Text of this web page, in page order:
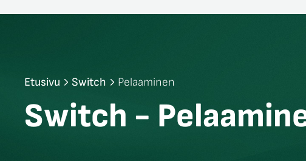
Etusivu Switch Pelaaminen
Switch -
sulje